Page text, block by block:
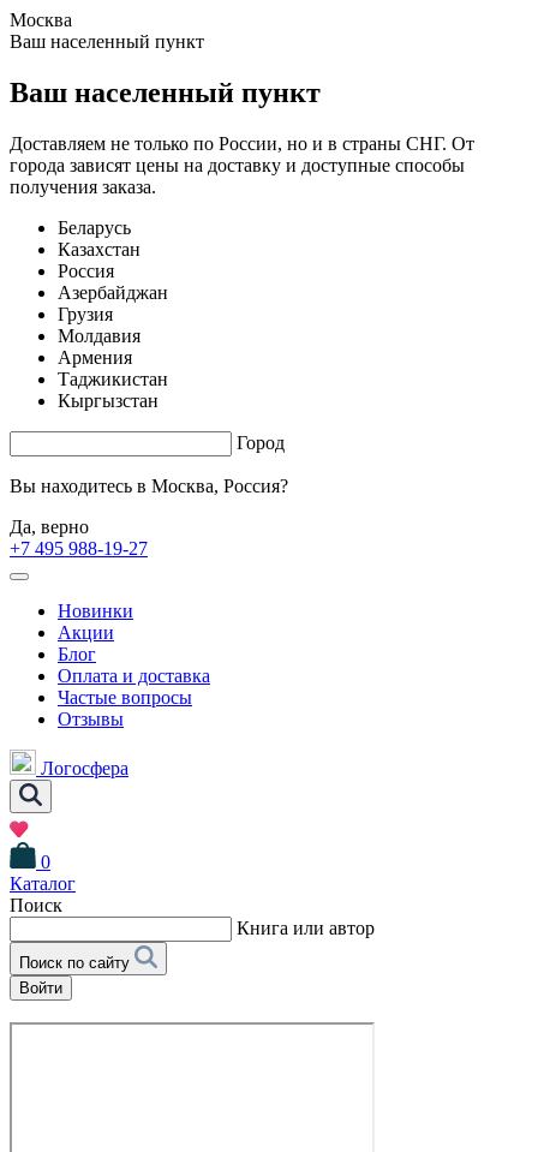
Москва
Ваш населенный пункт
Ваш населенный пункт
Доставляем не только по России, но и в страны СНГ. От
города зависят цены на доставку и доступные способы
получения заказа.
Беларусь
Казахстан
Россия
Азербайджан
Грузия
Молдавия
Армения
Таджикистан
Кыргызстан
Город
Вы находитесь в Москва, Россия?
Да, верно
+7 495 988-19-27
Новинки
Акции
Блог
Оплата и доставка
Частые вопросы
Отзывы
Логосфера
0
Каталог
Поиск
Книга или автор
Поиск по сайту
Войти